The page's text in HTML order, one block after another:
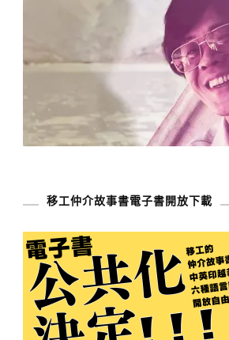
移工仲介故事書電子書開放下載